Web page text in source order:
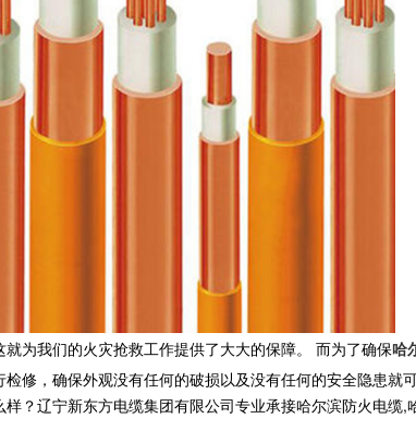
为我们的火灾抢救工作提供了大大的保障。 而为了确保哈
修，确保外观没有任何的破损以及没有任何的安全隐患就可
？辽宁新东方电缆集团有限公司专业承接哈尔滨防火电